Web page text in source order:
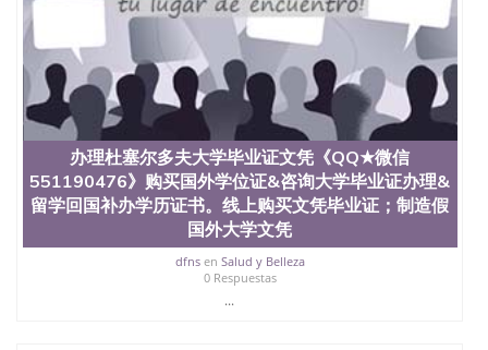
办理杜塞尔多夫大学毕业证文凭《QQ★微信
551190476》购买国外学位证&咨询大学毕业证办理&
留学回国补办学历证书。线上购买文凭毕业证；制造假
国外大学文凭
dfnsen Salud y Belleza
0 Respuestas
...